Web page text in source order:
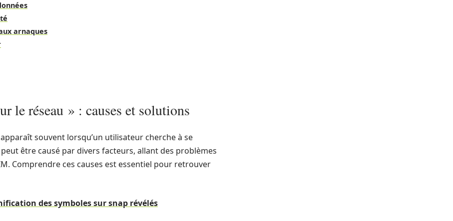
arnaques
le réseau » : causes et solutions
souvent lorsqu’un utilisateur cherche à se
être causé par divers facteurs, allant des problèmes
Comprendre ces causes est essentiel pour retrouver
des symboles sur snap révélés